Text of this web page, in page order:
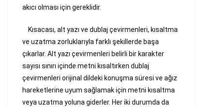
akıcı olması için gereklidir.
Kısacası, alt yazı ve dublaj çevirmenleri, kısaltma
ve uzatma zorluklarıyla farklı şekillerde başa
çıkarlar. Alt yazı çevirmenleri belirli bir karakter
sayısı sınırı içinde metni kısaltırken dublaj
çevirmenleri orijinal dildeki konuşma süresi ve ağız
hareketlerine uyum sağlamak için metni kısaltma
veya uzatma yoluna giderler. Her iki durumda da